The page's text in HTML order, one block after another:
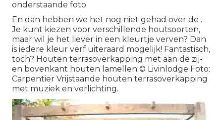
onderstaande foto.
En dan hebben we het nog niet gehad over de .
Je kunt kiezen voor verschillende houtsoorten,
maar wil je het liever in een kleurtje verven? Dan
is iedere kleur verf uiteraard mogelijk! Fantastisch,
toch? Houten terrasoverkapping met aan de zij-
en bovenkant houten lamellen © Livinlodge Foto:
Carpentier Vrijstaande houten terrasoverkapping
met muziek en verlichting.